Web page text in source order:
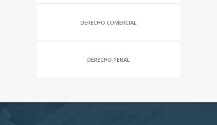
DERECHO COMERCIAL
DERECHO PENAL